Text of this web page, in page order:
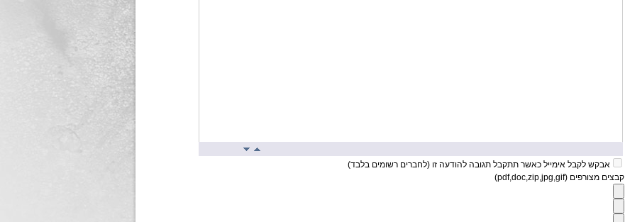
אבקש לקבל אימייל כאשר תתקבל תגובה להודעה זו (לחברים רשומים בלבד)
קבצים מצורפים (pdf,doc,zip,jpg,gif)